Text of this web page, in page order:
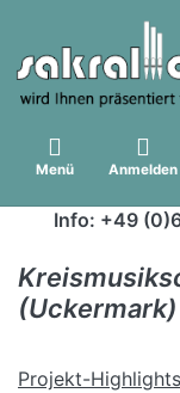
Menü Anmelden
Info: +49
(Uckermark)
Projekt-